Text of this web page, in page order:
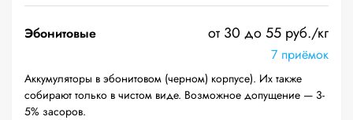
Эбонитовые от 30 до 55 руб./кг
7 приёмок
Аккумуляторы в эбонитовом (черном) корпусе). Их также
собирают только в чистом виде. Возможное допущение — 3-
5% засоров.